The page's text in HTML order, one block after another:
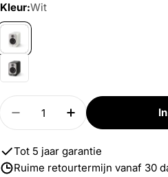
Kleur:Wit
Aantal
Verlaag aantal voor
Verhoog aantal
Tot 5 jaar garantie
Ruime retourtermijn vanaf 30